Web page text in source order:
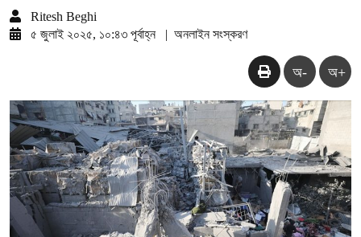
Ritesh Beghi
৫ জুলাই ২০২৫, ১০:৪৩ পূর্বাহ্ন
| অনলাইন সংস্করণ
অ- অ+